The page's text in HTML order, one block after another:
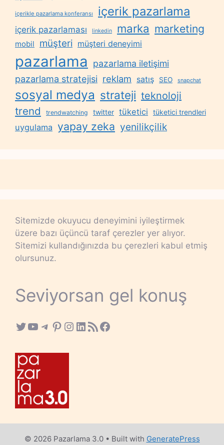
içerikle pazarlama konferansı içerik pazarlama
içerik pazarlaması linkedin marka marketing
mobil müşteri müşteri deneyimi
pazarlama
pazarlama iletişimi
pazarlama stratejisi reklam satış SEO snapchat
sosyal medya strateji teknoloji
trend trendwatching twitter tüketici tüketici trendleri
uygulama yapay zeka yenilikçilik
Sitemizde okuyucu deneyimini iyileştirmek
üzere bazı üçüncü taraf çerezler yer alıyor.
Sitemizi kullandığınızda bu çerezleri kabul etmiş
olursunuz.
Seviyorsan gel konuş
Twitter
YouTube
Telegram
Pinterest
Instagram
LinkedIn
RSS FeedFacebook
© 2026 Pazarlama 3.0• Built with GeneratePress